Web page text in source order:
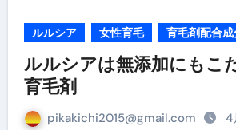
ルルシア 女性育毛 育毛剤配合成
ルルシアは無添加にもこ
育毛剤
pikakichi2015@gmail.com 4